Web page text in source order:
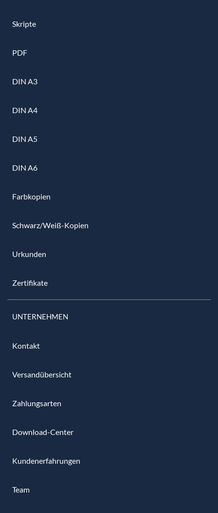
Skripte
PDF
DIN A3
DIN A4
DIN A5
DIN A6
Farbkopien
Schwarz/Weiß-Kopien
Urkunden
Zertifikate
UNTERNEHMEN
Kontakt
Versandübersicht
Zahlungsarten
Download-Center
Kundenerfahrungen
Team